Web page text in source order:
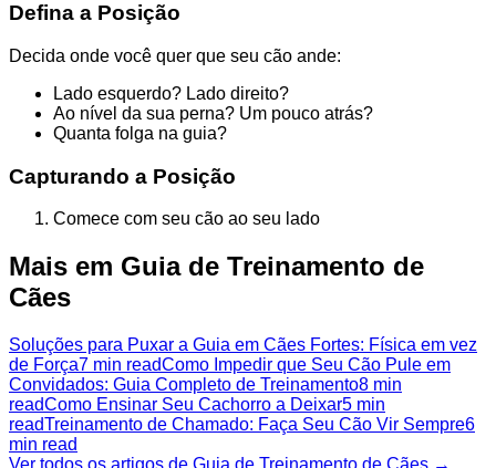
Defina a Posição
Decida onde você quer que seu cão ande:
Lado esquerdo? Lado direito?
Ao nível da sua perna? Um pouco atrás?
Quanta folga na guia?
Capturando a Posição
Comece com seu cão ao seu lado
Mais em Guia de Treinamento de
Cães
Soluções para Puxar a Guia em Cães Fortes: Física em vez
de Força7 min readComo Impedir que Seu Cão Pule em
Convidados: Guia Completo de Treinamento8 min
readComo Ensinar Seu Cachorro a Deixar5 min
readTreinamento de Chamado: Faça Seu Cão Vir Sempre6
min read
Ver todos os artigos de Guia de Treinamento de Cães →